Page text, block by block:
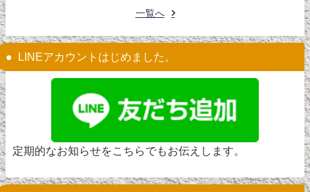
一覧へ
LINEアカウントはじめました。
定期的なお知らせをこちらでもお伝えします。